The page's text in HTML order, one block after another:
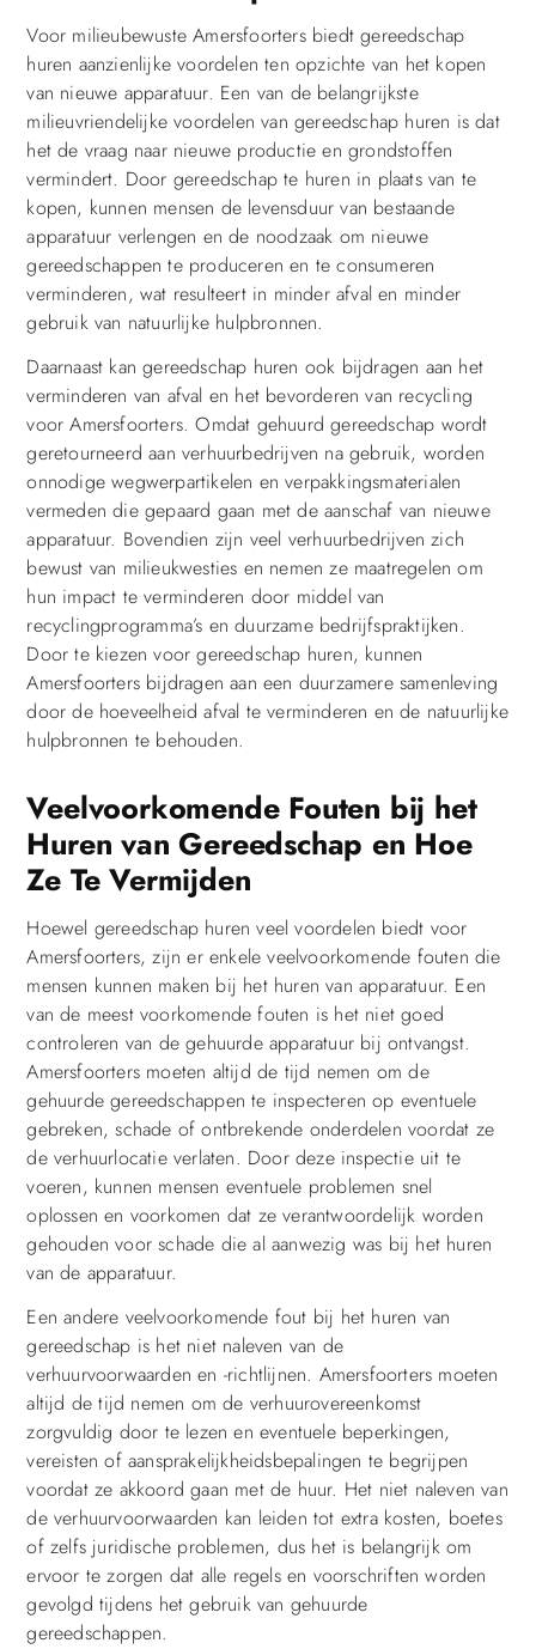
Voor milieubewuste Amersfoorters biedt gereedschap
huren aanzienlijke voordelen ten opzichte van het kopen
van nieuwe apparatuur. Een van de belangrijkste
milieuvriendelijke voordelen van gereedschap huren is dat
het de vraag naar nieuwe productie en grondstoffen
vermindert. Door gereedschap te huren in plaats van te
kopen, kunnen mensen de levensduur van bestaande
apparatuur verlengen en de noodzaak om nieuwe
gereedschappen te produceren en te consumeren
verminderen, wat resulteert in minder afval en minder
gebruik van natuurlijke hulpbronnen.
Daarnaast kan gereedschap huren ook bijdragen aan het
verminderen van afval en het bevorderen van recycling
voor Amersfoorters. Omdat gehuurd gereedschap wordt
geretourneerd aan verhuurbedrijven na gebruik, worden
onnodige wegwerpartikelen en verpakkingsmaterialen
vermeden die gepaard gaan met de aanschaf van nieuwe
apparatuur. Bovendien zijn veel verhuurbedrijven zich
bewust van milieukwesties en nemen ze maatregelen om
hun impact te verminderen door middel van
recyclingprogramma’s en duurzame bedrijfspraktijken.
Door te kiezen voor gereedschap huren, kunnen
Amersfoorters bijdragen aan een duurzamere samenleving
door de hoeveelheid afval te verminderen en de natuurlijke
hulpbronnen te behouden.
Veelvoorkomende Fouten bij het
Huren van Gereedschap en Hoe
Ze Te Vermijden
Hoewel gereedschap huren veel voordelen biedt voor
Amersfoorters, zijn er enkele veelvoorkomende fouten die
mensen kunnen maken bij het huren van apparatuur. Een
van de meest voorkomende fouten is het niet goed
controleren van de gehuurde apparatuur bij ontvangst.
Amersfoorters moeten altijd de tijd nemen om de
gehuurde gereedschappen te inspecteren op eventuele
gebreken, schade of ontbrekende onderdelen voordat ze
de verhuurlocatie verlaten. Door deze inspectie uit te
voeren, kunnen mensen eventuele problemen snel
oplossen en voorkomen dat ze verantwoordelijk worden
gehouden voor schade die al aanwezig was bij het huren
van de apparatuur.
Een andere veelvoorkomende fout bij het huren van
gereedschap is het niet naleven van de
verhuurvoorwaarden en -richtlijnen. Amersfoorters moeten
altijd de tijd nemen om de verhuurovereenkomst
zorgvuldig door te lezen en eventuele beperkingen,
vereisten of aansprakelijkheidsbepalingen te begrijpen
voordat ze akkoord gaan met de huur. Het niet naleven van
de verhuurvoorwaarden kan leiden tot extra kosten, boetes
of zelfs juridische problemen, dus het is belangrijk om
ervoor te zorgen dat alle regels en voorschriften worden
gevolgd tijdens het gebruik van gehuurde
gereedschappen.